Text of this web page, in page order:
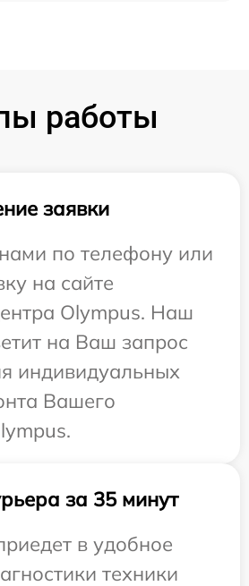
работы
заявки
по телефону или
на сайте
Olympus. Наш
на Ваш запрос
индивидуальных
Вашего
за 35 минут
в удобное
техники